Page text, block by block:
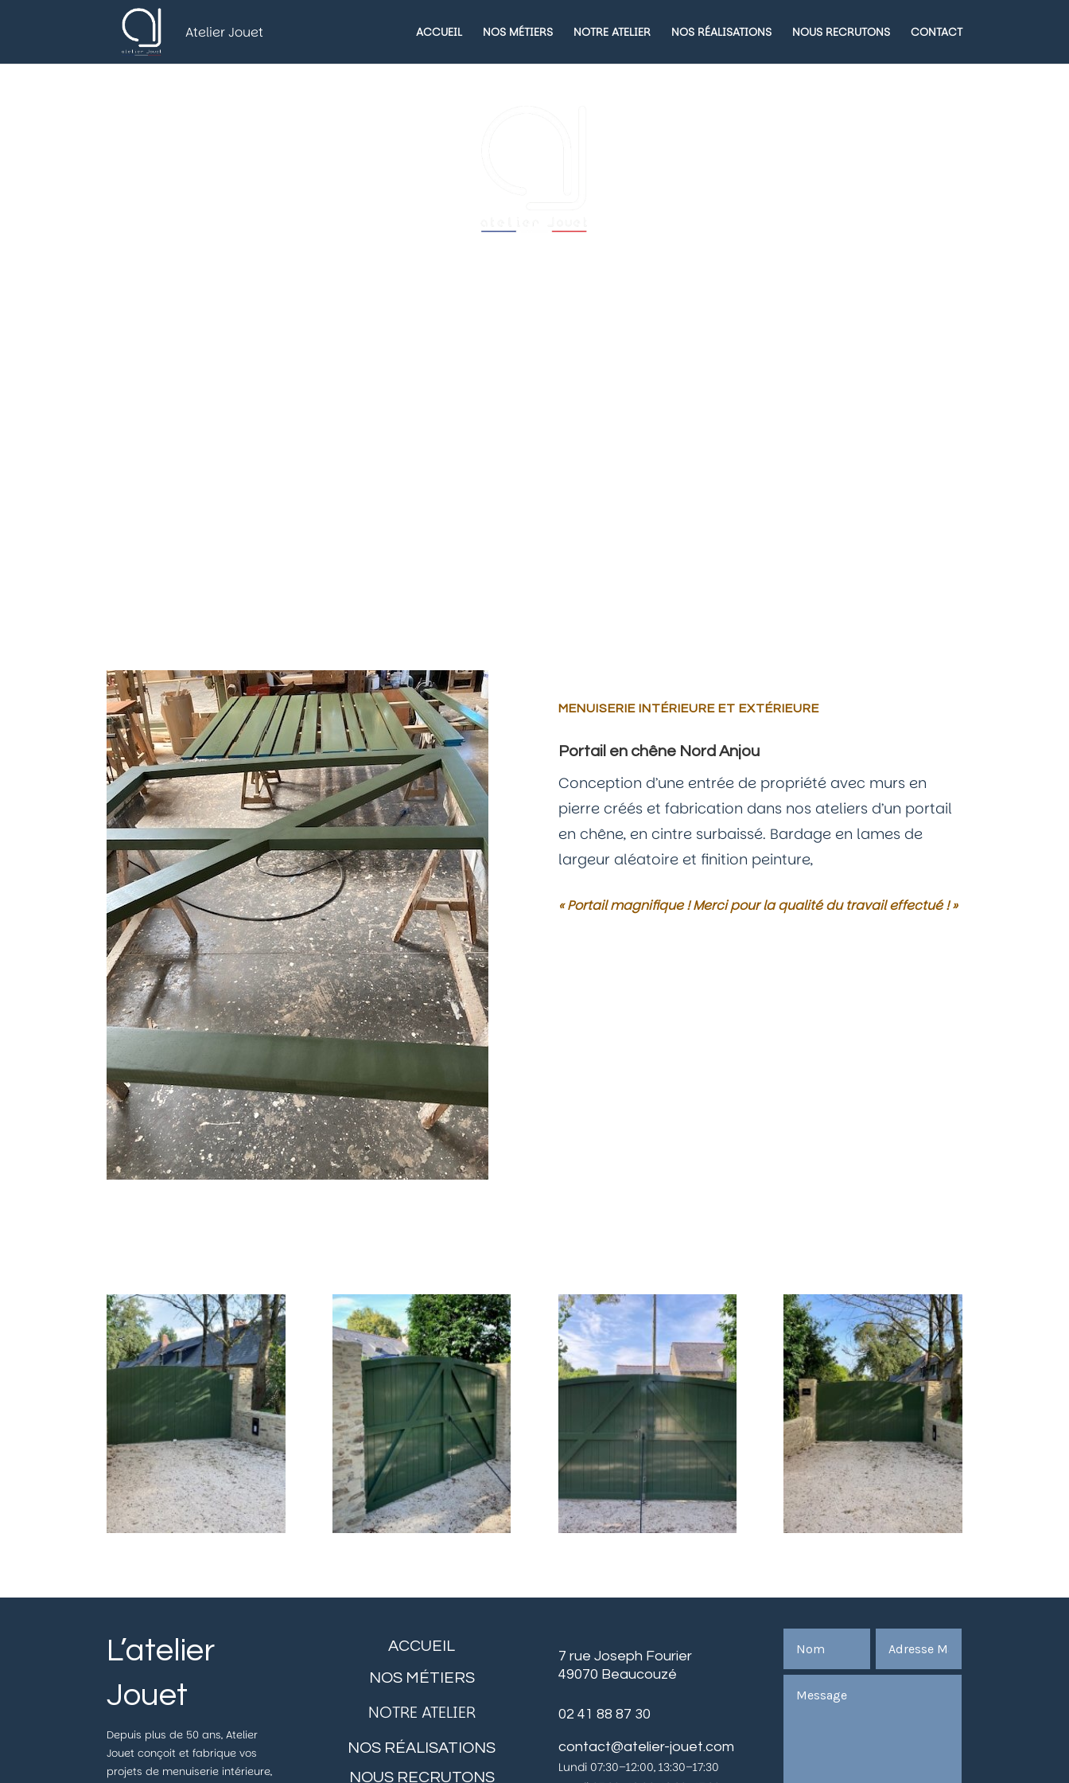
Atelier Jouet ACCUEIL NOS MÉTIERS NOTRE ATELIER NOS RÉALISATIONS NOUS RECRUTONS CONTACT
MENUISERIE INTÉRIEURE ET EXTÉRIEURE
Portail en chêne Nord Anjou
Conception d’une entrée de propriété avec murs en
pierre créés et fabrication dans nos ateliers d’un portail
en chêne, en cintre surbaissé. Bardage en lames de
largeur aléatoire et finition peinture,
« Portail magnifique !Merci pour la qualité du travail effectué ! »
L’atelier
Jouet
Depuis plus de 50 ans, Atelier
Jouet conçoit et fabrique vos
projets de menuiserie intérieure,
ACCUEIL
NOS MÉTIERS
NOTRE ATELIER
NOS RÉALISATIONS
NOUS RECRUTONS
7 rue Joseph Fourier
49070 Beaucouzé
02 41 88 87 30
contact@atelier-jouet.com
Lundi 07:30–12:00, 13:30–17:30